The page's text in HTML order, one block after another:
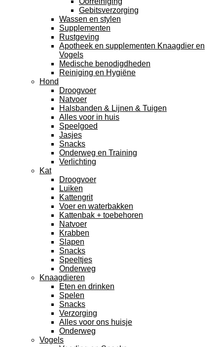
Gebitsverzorging
Wassen en stylen
Supplementen
Rustgeving
Apotheek en supplementen Knaagdier en
Vogels
Medische benodigdheden
Reiniging en Hygiëne
Hond
Droogvoer
Natvoer
Halsbanden & Lijnen & Tuigen
Alles voor in huis
Speelgoed
Jasjes
Snacks
Onderweg en Training
Verlichting
Kat
Droogvoer
Luiken
Kattengrit
Voer en waterbakken
Kattenbak + toebehoren
Natvoer
Krabben
Slapen
Snacks
Speeltjes
Onderweg
Knaagdieren
Eten en drinken
Spelen
Snacks
Verzorging
Alles voor ons huisje
Onderweg
Vogels